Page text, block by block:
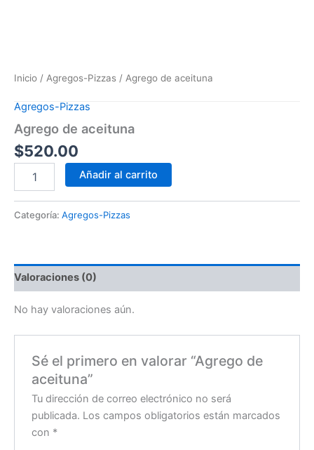
Inicio / Agregos-Pizzas / Agrego de aceituna
Agregos-Pizzas
Agrego de aceituna
$520.00
Añadir al carrito
Categoría: Agregos-Pizzas
Valoraciones (0)
No hay valoraciones aún.
Sé el primero en valorar “Agrego de
aceituna”
Tu dirección de correo electrónico no será
publicada. Los campos obligatorios están marcados
con *